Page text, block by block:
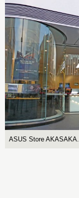
ASUS Store AKASAKA.